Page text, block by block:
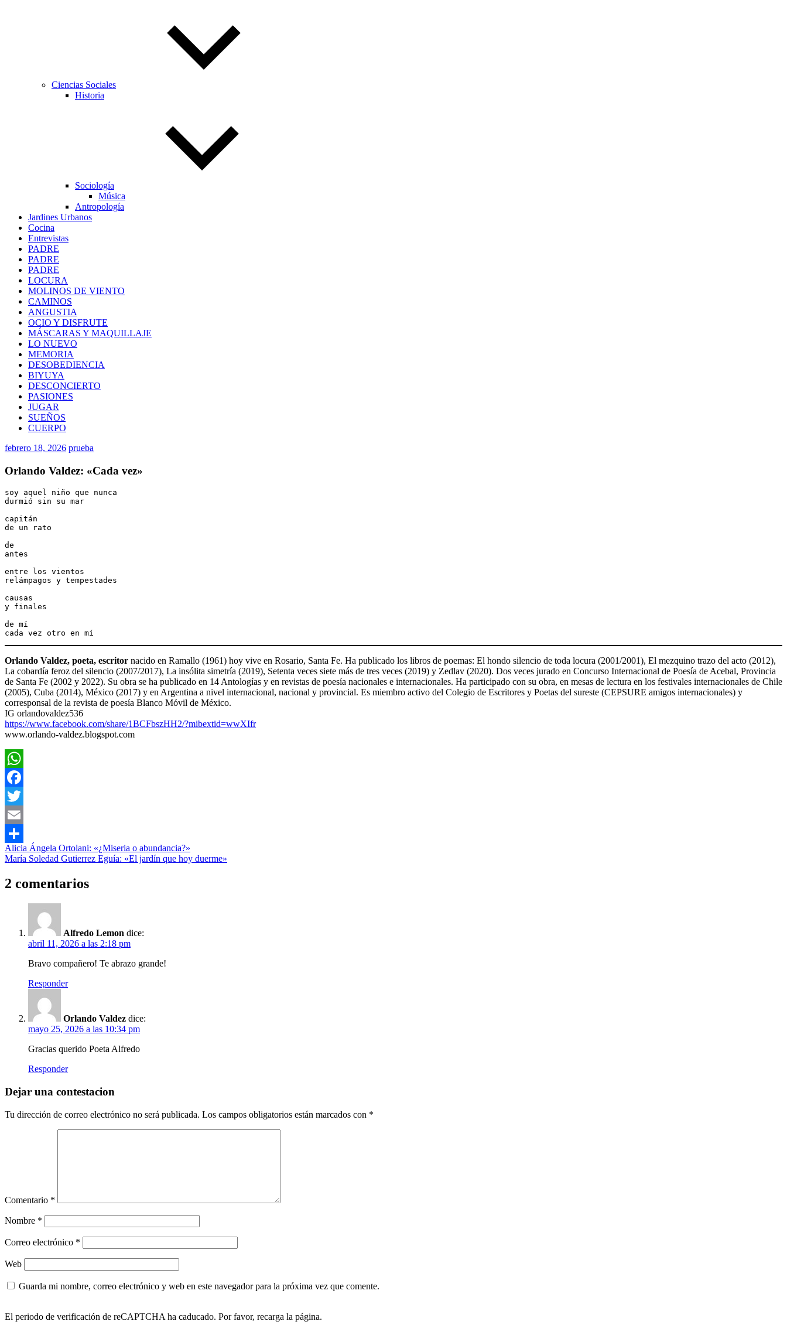
Ciencias Sociales
Historia
Sociología
Música
Antropología
Jardines Urbanos
Cocina
Entrevistas
PADRE
PADRE
PADRE
LOCURA
MOLINOS DE VIENTO
CAMINOS
ANGUSTIA
OCIO Y DISFRUTE
MÁSCARAS Y MAQUILLAJE
LO NUEVO
MEMORIA
DESOBEDIENCIA
BIYUYA
DESCONCIERTO
PASIONES
JUGAR
SUEÑOS
CUERPO
febrero 18, 2026 prueba
Orlando Valdez: «Cada vez»
soy aquel niño que nunca
durmió sin su mar
capitán
de un rato
de
antes
entre los vientos
relámpagos y tempestades
causas
y finales
de mí
cada vez otro en mí
Orlando Valdez, poeta, escritor nacido en Ramallo (1961) hoy vive en Rosario, Santa Fe. Ha publicado los libros de poemas: El hondo silencio de toda locura (2001/2001), El mezquino trazo del acto (2012),
La cobardía feroz del silencio (2007/2017), La insólita simetría (2019), Setenta veces siete más de tres veces (2019) y Zedlav (2020). Dos veces jurado en Concurso Internacional de Poesía de Acebal, Provincia
de Santa Fe (2002 y 2022). Su obra se ha publicado en 14 Antologías y en revistas de poesía nacionales e internacionales. Ha participado con su obra, en mesas de lectura en los festivales internacionales de Chile
(2005), Cuba (2014), México (2017) y en Argentina a nivel internacional, nacional y provincial. Es miembro activo del Colegio de Escritores y Poetas del sureste (CEPSURE amigos internacionales) y
corresponsal de la revista de poesía Blanco Móvil de México.
IG orlandovaldez536
https://www.facebook.com/share/1BCFbszHH2/?mibextid=wwXIfr
www.orlando-valdez.blogspot.com
WhatsApp
Facebook
Twitter
Email
Compartir
Literatura
Poesía
Navegación
de
entradas
Entrada
anterior:
Alicia Ángela Ortolani: «¿Miseria o abundancia?»
Siguiente
María Soledad Gutierrez Eguía: «El jardín que hoy duerme»
2 comentarios
Alfredo Lemon dice:
abril 11, 2026 a las 2:18 pm
Bravo compañero! Te abrazo grande!
Responder
Orlando Valdez dice:
mayo 25, 2026 a las 10:34 pm
Gracias querido Poeta Alfredo
Responder
Dejar una contestacion
Tu dirección de correo electrónico no será publicada. Los campos obligatorios están marcados con *
Comentario *
Nombre *
Correo electrónico *
Web
Guarda mi nombre, correo electrónico y web en este navegador para la próxima vez que comente.
El periodo de verificación de reCAPTCHA ha caducado. Por favor, recarga la página.